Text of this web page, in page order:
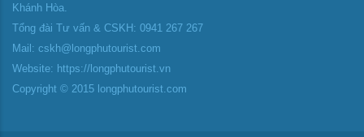
Khánh Hòa.
Tổng đài Tư vấn & CSKH: 0941 267 267
Mail: cskh@longphutourist.com
Website: https://longphutourist.vn
Copyright © 2015 longphutourist.com